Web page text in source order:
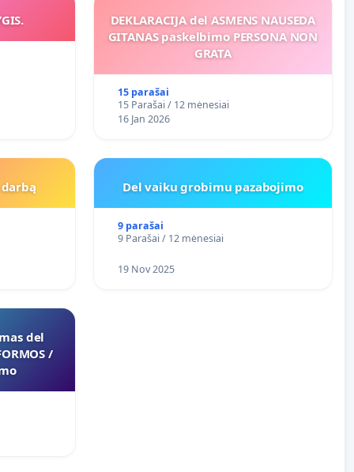
DEKLARACIJA del ASMENS NAUSEDA
GITANAS paskelbimo PERSONA NON
GRATA
15 parašai
15 Parašai / 12 mėnesiai
16 Jan 2026
Del vaiku grobimu pazabojimo
9 parašai
9 Parašai / 12 mėnesiai
19 Nov 2025
del
/